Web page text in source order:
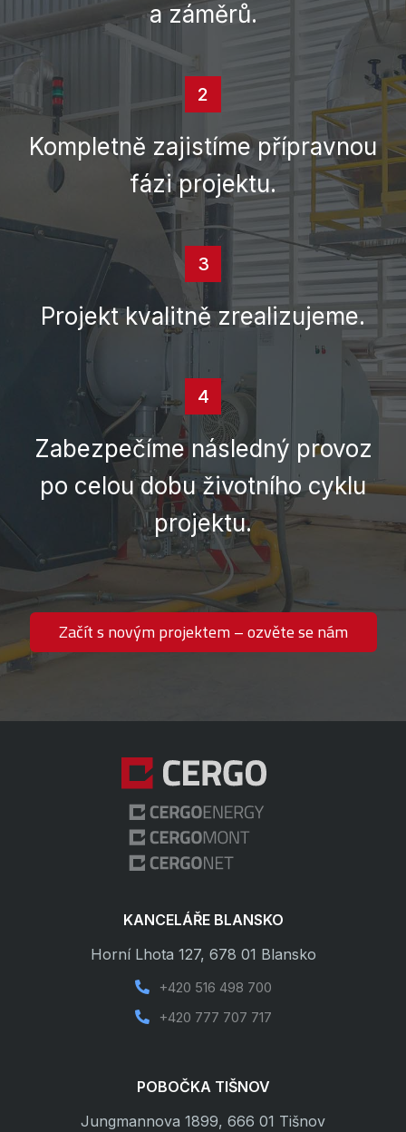
a záměrů.
2
Kompletně zajistíme přípravnou
fázi projektu.
3
Projekt kvalitně zrealizujeme.
4
Zabezpečíme následný provoz
po celou dobu životního cyklu
projektu.
Začít s novým projektem – ozvěte se nám
KANCELÁŘE BLANSKO
Horní Lhota 127, 678 01 Blansko
 +420 516 498 700
 +420 777 707 717
POBOČKA TIŠNOV
Jungmannova 1899, 666 01 Tišnov